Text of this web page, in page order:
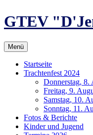
GTEV
Menü
Startseite
Trachtenfest 2024
Donnerstag, 8.
Freitag, 9.
Samstag, 10.
Sonntag, 11.
Fotos & Berichte
Kinder und Jugend